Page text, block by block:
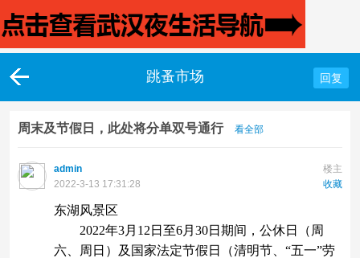
回复
跳蚤市场
周末及节假日，此处将分单双号通行 看全部
楼主
admin
收藏
2022-3-13 17:31:28
东湖风景区
2022年3月12日至6月30日期间，公休日（周
六、周日）及国家法定节假日（清明节、“五一”劳